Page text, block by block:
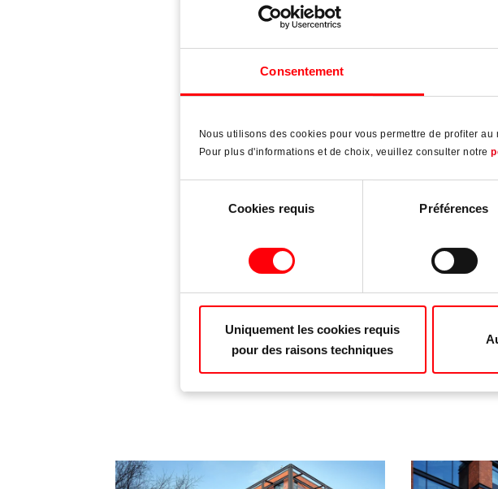
Consentement
Nous utilisons des cookies pour vous permettre de profiter
Pour plus d'informations et de choix, veuillez consulter notre
Cookies requis Préférences
Uniquement les cookies requis
pour des raisons techniques
Roto AL Designo
340 Tilt&Turn sets in
Flush-encased gearbox
To the hardware